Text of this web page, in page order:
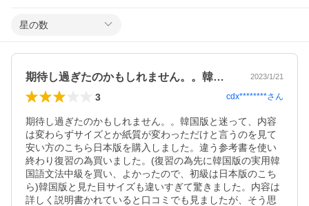
星の数
期待し過ぎたのかもしれません。。韓国版… 2023/1/21
3 cdx********さん
期待し過ぎたのかもしれません。。韓国版と迷って、内容
は変わらずサイズとか紙質が変わっただけと言うのを見て
安い方のこちら日本版を購入しました。違う参考書を使い
終わり復習の為買いました。(復習の為先に韓国版の実用韓
国語文法中級を買い、よかったので、初級は日本版のこち
ら)韓国版と見た目サイズも違いすぎて驚きました。内容は
詳しく説明書かれていると口コミでも見ましたが、そう思